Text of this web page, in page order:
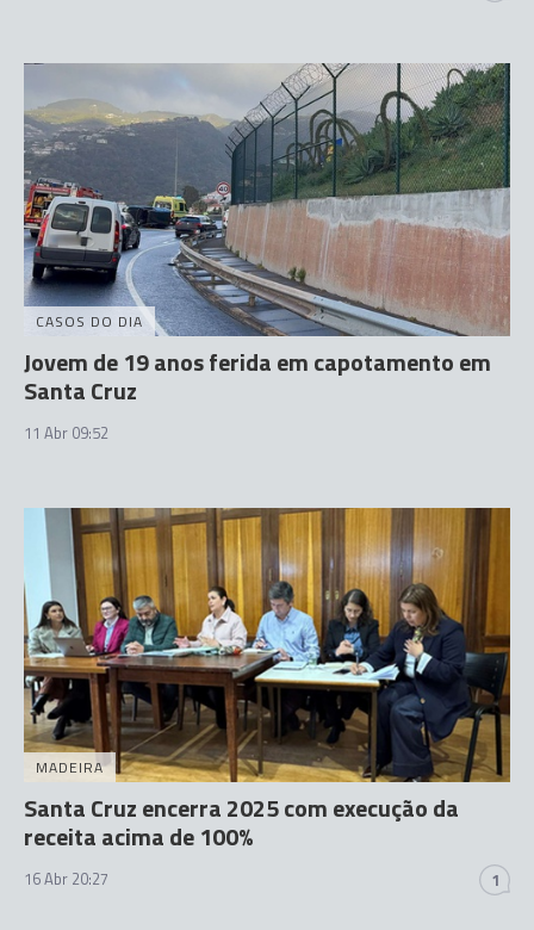
CASOS DO DIA
Jovem de 19 anos ferida em capotamento em
Santa Cruz
11 Abr 09:52
MADEIRA
Santa Cruz encerra 2025 com execução da
receita acima de 100%
16 Abr 20:27 1